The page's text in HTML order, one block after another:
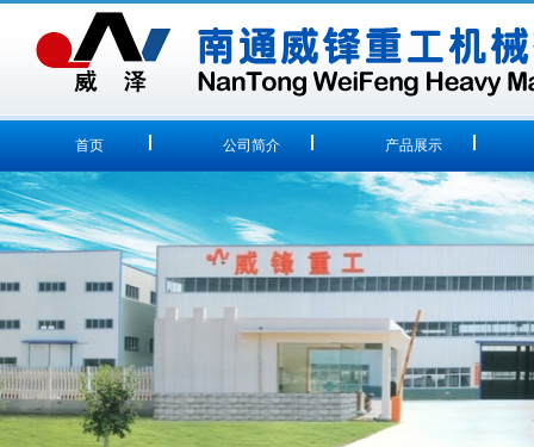
首页 公司简介 产品展示